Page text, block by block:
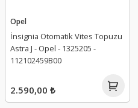
Opel
İnsignia Otomatik Vites Topuzu
Astra J - Opel - 1325205 -
112102459B00
2.590,00 ₺